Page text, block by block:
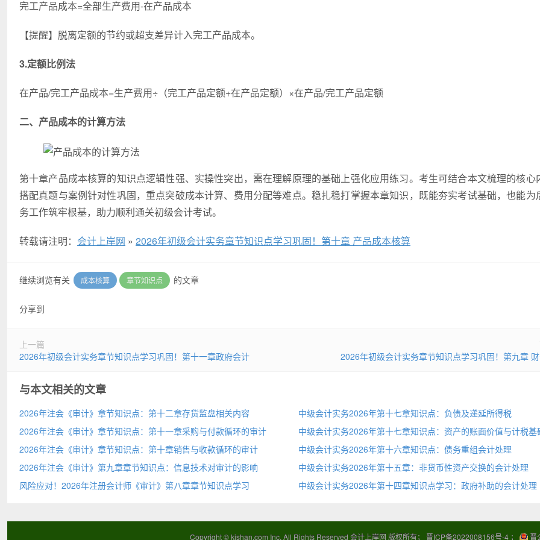
完工产品成本=全部生产费用-在产品成本
【提醒】脱离定额的节约或超支差异计入完工产品成本。
3.定额比例法
在产品/完工产品成本=生产费用÷（完工产品定额+在产品定额）×在产品/完工产品定额
二、产品成本的计算方法
第十章产品成本核算的知识点逻辑性强、实操性突出，需在理解原理的基础上强化应用练习。考生可结合本文梳理的核心
搭配真题与案例针对性巩固，重点突破成本计算、费用分配等难点。稳扎稳打掌握本章知识，既能夯实考试基础，也能为
务工作筑牢根基，助力顺利通关初级会计考试。
转载请注明： 会计上岸网 » 2026年初级会计实务章节知识点学习巩固！第十章 产品成本核算
继续浏览有关 成本核算 章节知识点 的文章
分享到
上一篇
2026年初级会计实务章节知识点学习巩固！第十一章政府会计
2026年初级会计实务章节知识点学习巩固！第九章
与本文相关的文章
2026年注会《审计》章节知识点：第十二章存货监盘相关内容
中级会计实务2026年第十七章知识点：负债及递延所得税
2026年注会《审计》章节知识点：第十一章采购与付款循环的审计
中级会计实务2026年第十七章知识点：资产的账面价值与计税基
2026年注会《审计》章节知识点：第十章销售与收款循环的审计
中级会计实务2026年第十六章知识点：债务重组会计处理
2026年注会《审计》第九章章节知识点：信息技术对审计的影响
中级会计实务2026年第十五章：非货币性资产交换的会计处理
风险应对！2026年注册会计师《审计》第八章章节知识点学习
中级会计实务2026年第十四章知识点学习：政府补助的会计处理
Copyright ©kjshan.com Inc. All Rights Reserved 会计上岸网 版权所有； 晋ICP备2022008156号-4 ； 晋